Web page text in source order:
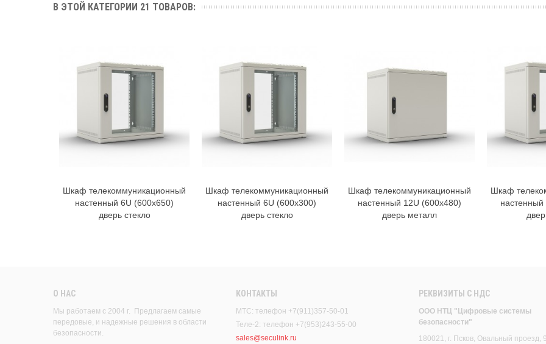
В ЭТОЙ КАТЕГОРИИ 21 ТОВАРОВ:
В корзину
Шкаф телекоммуникационный
настенный 6U (600х650)
дверь стекло
В корзину
Шкаф телекоммуникационный
настенный 6U (600х300)
дверь стекло
В корзину
Шкаф телекоммуникационный
настенный 12U (600х480)
дверь металл
Шкаф
О НАС
Мы работаем с 2004 г. Предлагаем самые
передовые, и надежные решения в области
безопасности.
КОНТАКТЫ
МТС: телефон +7(911)357-50-01
Теле-2: телефон +7(953)243-55-00
sales@seculink.ru
РЕКВИЗИТЫ C НДС
ООО НТЦ "Цифровые системы
безопасности"
180021, г. Псков, Овальный проезд, 9